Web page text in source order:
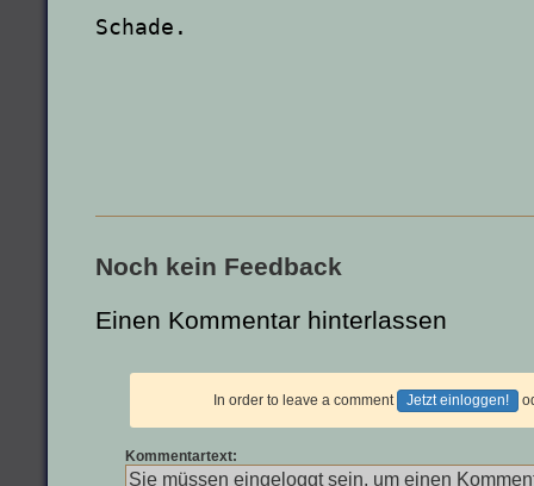
Schade.
Noch kein Feedback
Einen Kommentar hinterlassen
In order to leave a comment Jetzt einloggen!
Kommentartext: